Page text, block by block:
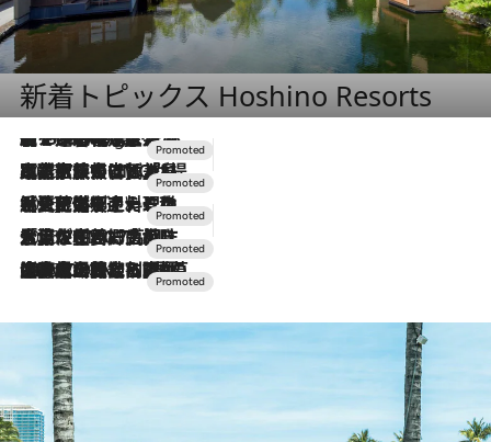
新着トピックス Hoshino Resorts
1 Hour Ago
【トンボの足水浴】ヒノキの香りに包まれて涼感マックス！約13℃の湧水かけ流しを避暑地「星野温泉 トンボの湯」で体験
2026.7.31
【ホテル帰省】という選択肢をOMOが提案。家族とほどよい距離を保つには「昼は実家、夜は気兼ねなくホテルで！」
2026.7.24
【夏限定ディナーコース】旬を迎える稚鮎や花ズッキーニなどをイタリア・トスカーナの郷土料理の手法で満喫！
2026.7.17
「土佐和ハーブかき氷」がOMO7高知に登場！生姜、山椒、大葉など目にも舌にも涼を呼ぶ郷土の味
2026.7.10
NEW OPEN！【界 草津】名湯の地に誕生。趣の異なる2種の温泉と上州ならではの会席・蕎麦割烹など美食を味わう究極の癒やし旅